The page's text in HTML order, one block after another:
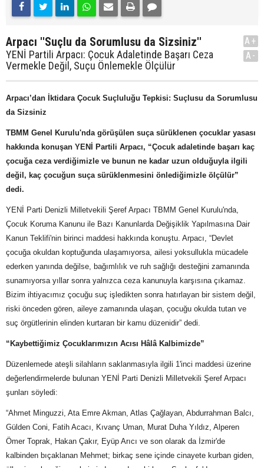
Arpacı ''Suçlu da Sorumlusu da Sizsiniz''
YENİ Partili Arpacı: Çocuk Adaletinde Başarı Ceza
Vermekle Değil, Suçu Önlemekle Ölçülür
A+
A-
Arpacı’dan İktidara Çocuk Suçluluğu Tepkisi: Suçlusu da Sorumlusu
da Sizsiniz
TBMM Genel Kurulu'nda görüşülen suça sürüklenen çocuklar yasası
hakkında konuşan YENİ Partili Arpacı, “Çocuk adaletinde başarı kaç
çocuğa ceza verdiğimizle ve bunun ne kadar uzun olduğuyla ilgili
değil, kaç çocuğun suça sürüklenmesini önlediğimizle ölçülür”
dedi.
YENİ Parti Denizli Milletvekili Şeref Arpacı TBMM Genel Kurulu'nda,
Çocuk Koruma Kanunu ile Bazı Kanunlarda Değişiklik Yapılmasına Dair
Kanun Teklifi'nin birinci maddesi hakkında konuştu. Arpacı, “Devlet
çocuğa okuldan koptuğunda ulaşamıyorsa, ailesi yoksullukla mücadele
ederken yanında değilse, bağımlılık ve ruh sağlığı desteğini zamanında
sunamıyorsa yıllar sonra yalnızca ceza kanunuyla karşısına çıkamaz.
Bizim ihtiyacımız çocuğu suç işledikten sonra hatırlayan bir sistem değil,
riski önceden gören, aileye zamanında ulaşan, çocuğu okulda tutan ve
suç örgütlerinin elinden kurtaran bir kamu düzenidir” dedi.
“Kaybettiğimiz Çocuklarımızın Acısı Hâlâ Kalbimizde”
Düzenlemede ateşli silahların saklanmasıyla ilgili 1'inci maddesi üzerine
değerlendirmelerde bulunan YENİ Parti Denizli Milletvekili Şeref Arpacı
şunları söyledi:
“Ahmet Minguzzi, Ata Emre Akman, Atlas Çağlayan, Abdurrahman Balcı,
Gülden Coni, Fatih Acacı, Kıvanç Uman, Murat Duha Yıldız, Alperen
Ömer Toprak, Hakan Çakır, Eyüp Arıcı ve son olarak da İzmir'de
kalbinden bıçaklanan Mehmet; birkaç sene içinde cinayete kurban giden,